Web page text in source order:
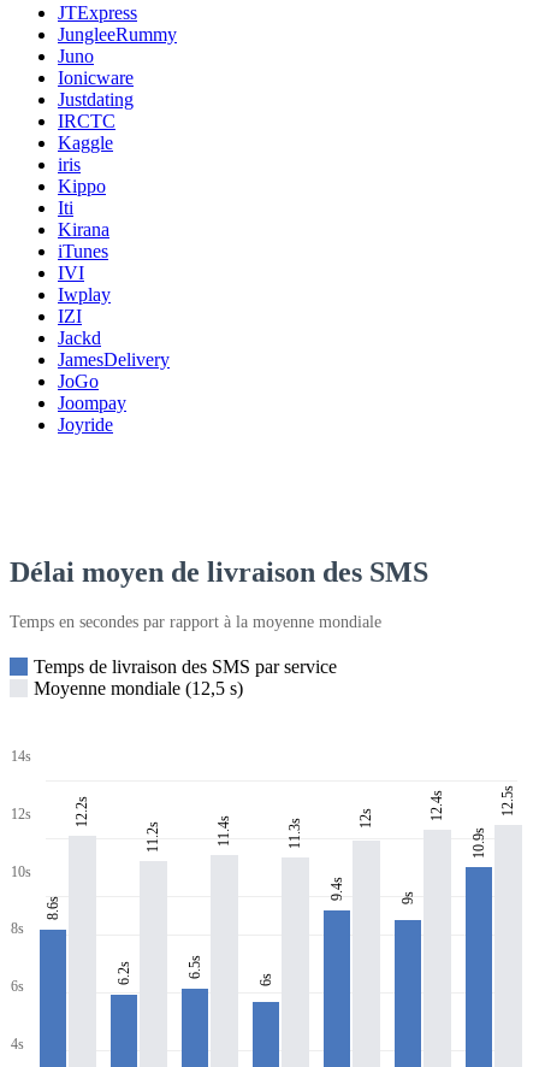
JTExpress
JungleeRummy
Juno
Ionicware
Justdating
IRCTC
Kaggle
iris
Kippo
Iti
Kirana
iTunes
IVI
Iwplay
IZI
Jackd
JamesDelivery
JoGo
Joompay
Joyride
Délai moyen de livraison des SMS
Temps en secondes par rapport à la moyenne mondiale
Temps de livraison des SMS par service
Moyenne mondiale (12,5 s)
14s
12s
10s
8s
6s
4s
8.6s
12.2s
6.2s
11.2s
6.5s
11.4s
6s
11.3s
9.4s
12s
9s
12.4s
10.9s
12.5s